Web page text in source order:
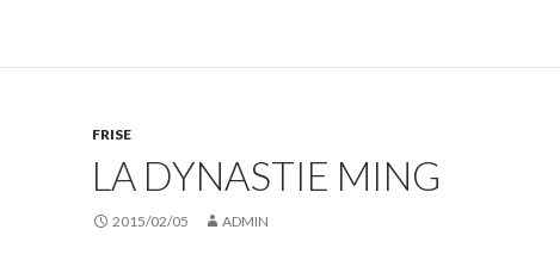
FRISE
LA DYNASTIE MING
2015/02/05 ADMIN